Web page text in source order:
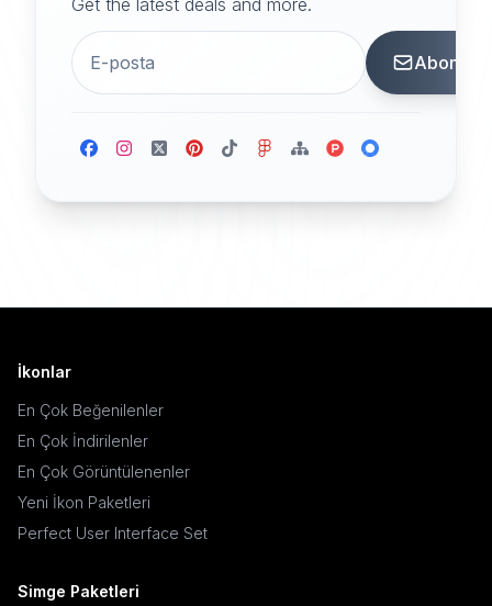
Get the latest deals and more.
Abone
İkonlar
En Çok Beğenilenler
En Çok İndirilenler
En Çok Görüntülenenler
Yeni İkon Paketleri
Perfect User Interface Set
Simge Paketleri